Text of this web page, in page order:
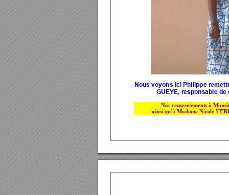
Nous voyons ici Philippe
GUEYE, responsable
Nos remerciements à
ainsi qu’à Madame Nicole VE